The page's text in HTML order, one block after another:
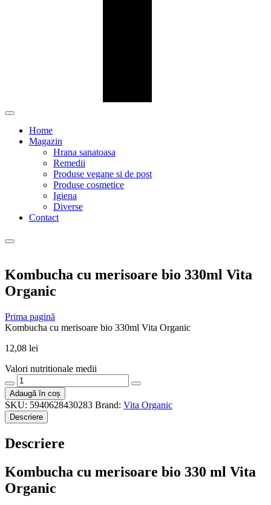
Home
Magazin
Hrana sanatoasa
Remedii
Produse vegane si de post
Produse cosmetice
Igiena
Diverse
Contact
Kombucha cu merisoare bio 330ml Vita
Organic
Prima pagină
Kombucha cu merisoare bio 330ml Vita Organic
12,08 lei
Valori nutritionale medii
Cantitate
Kombucha
cu
merisoare
bio
Vita
Adaugă în coș
SKU: 5940628430283 Brand: Vita Organic
Descriere
Descriere
Kombucha cu merisoare bio 330 ml Vita
Organic